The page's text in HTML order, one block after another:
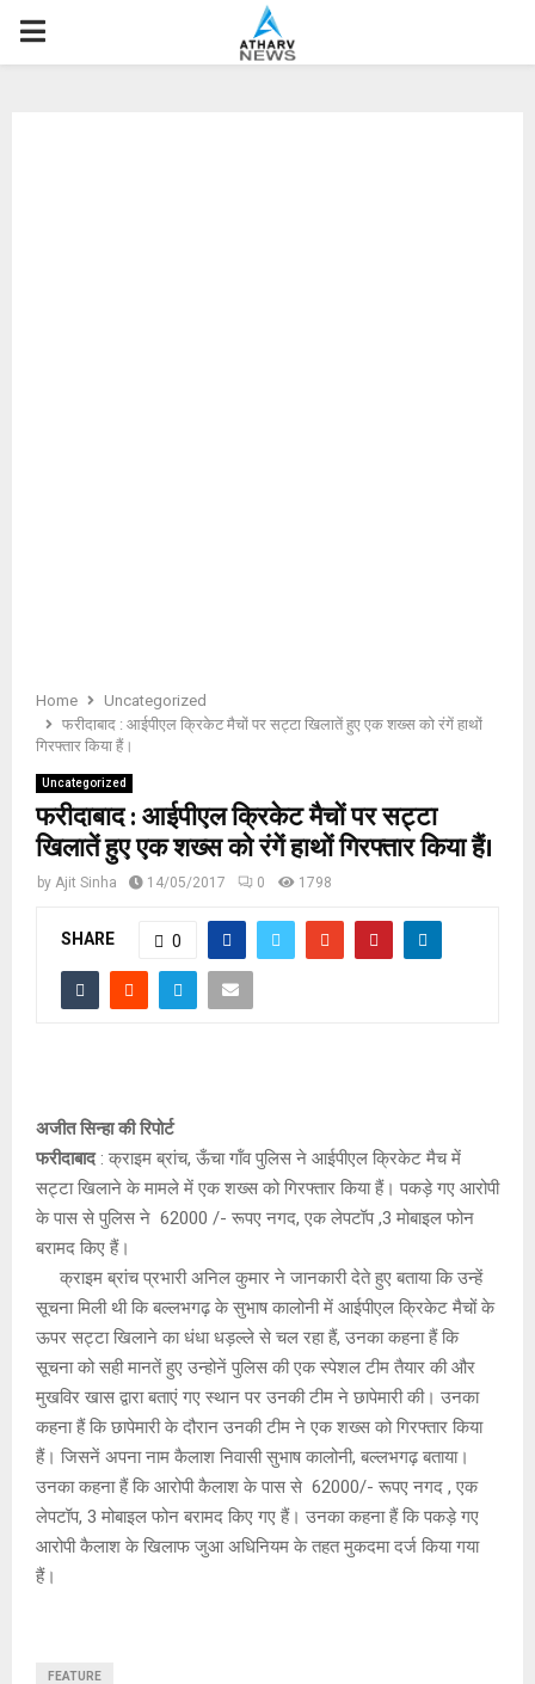
P
Home
Uncategorized
फरीदाबाद : आईपीएल क्रिकेट मैचों पर सट्टा खिलातें हुए एक शख्स को रंगें हाथों
गिरफ्तार किया हैं।
Uncategorized
फरीदाबाद : आईपीएल क्रिकेट मैचों पर सट्टा
खिलातें हुए एक शख्स को रंगें हाथों गिरफ्तार किया हैं।
by Ajit Sinha 14/05/2017 0 1798
SHARE 0
अजीत सिन्हा की रिपोर्ट
फरीदाबाद: क्राइम ब्रांच, ऊँचा गॉंव पुलिस ने आईपीएल क्रिकेट मैच में
सट्टा खिलाने के मामले में एक शख्स को गिरफ्तार किया हैं। पकड़े गए आरोपी
के पास से पुलिस ने 62000 /- रूपए नगद, एक लेपटॉप ,3 मोबाइल फोन
बरामद किए हैं।
क्राइम ब्रांच प्रभारी अनिल कुमार ने जानकारी देते हुए बताया कि उन्हें
सूचना मिली थी कि बल्लभगढ़ के सुभाष कालोनी में आईपीएल क्रिकेट मैचों के
ऊपर सट्टा खिलाने का धंधा धड़ल्ले से चल रहा हैं, उनका कहना हैं कि
सूचना को सही मानतें हुए उन्होनें पुलिस की एक स्पेशल टीम तैयार की और
मुखविर खास द्वारा बताएं गए स्थान पर उनकी टीम ने छापेमारी की। उनका
कहना हैं कि छापेमारी के दौरान उनकी टीम ने एक शख्स को गिरफ्तार किया
हैं। जिसनें अपना नाम कैलाश निवासी सुभाष कालोनी, बल्लभगढ़ बताया।
उनका कहना हैं कि आरोपी कैलाश के पास से 62000/- रूपए नगद , एक
लेपटॉप, 3 मोबाइल फोन बरामद किए गए हैं। उनका कहना हैं कि पकड़े गए
आरोपी कैलाश के खिलाफ जुआ अधिनियम के तहत मुकदमा दर्ज किया गया
हैं।
FEATURE